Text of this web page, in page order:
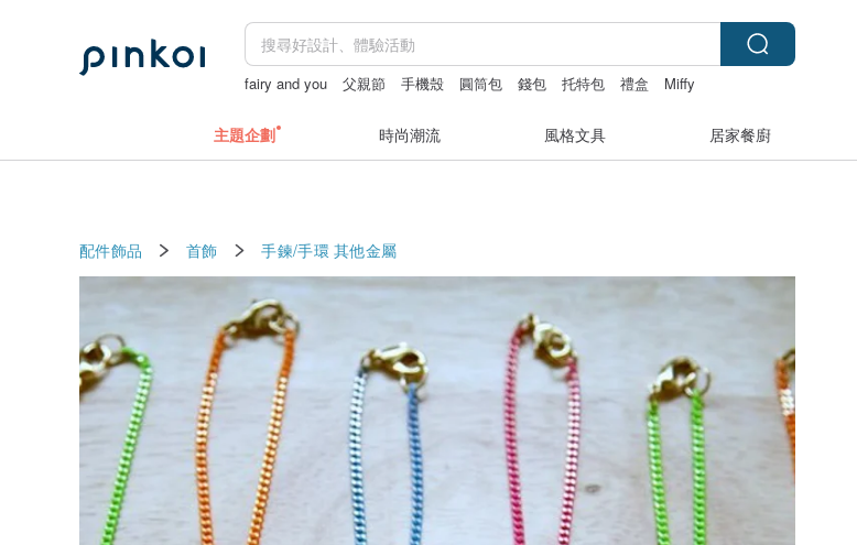
fairy and you 父親節 手機殼 圓筒包 錢包 托特包 禮盒 Miffy
主題企劃 時尚潮流 風格文具 居家餐廚
配件飾品 首飾 手鍊/手環 其他金屬